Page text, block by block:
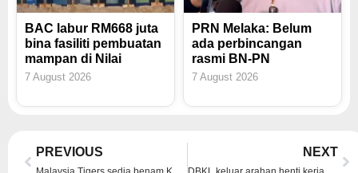
BAC labur RM668 juta
bina fasiliti pembuatan
mampan di Nilai
7 August 2026
PRN Melaka: Belum
ada perbincangan
rasmi BN-PN
7 August 2026
Prev
PREVIOUS NEXT